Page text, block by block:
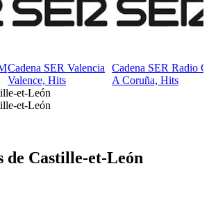
Cadena SER Valencia
Valence, Hits
Cadena SER Radio
A Coruña, Hits
et-León
et-León
de Castille-et-León